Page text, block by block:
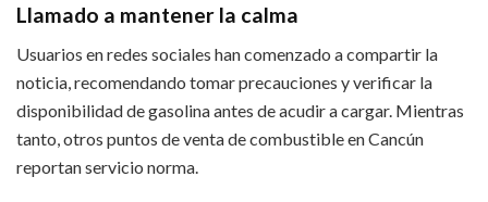
Llamado a mantener la calma
Usuarios en redes sociales han comenzado a compartir la
noticia, recomendando tomar precauciones y verificar la
disponibilidad de gasolina antes de acudir a cargar. Mientras
tanto, otros puntos de venta de combustible en Cancún
reportan servicio norma.